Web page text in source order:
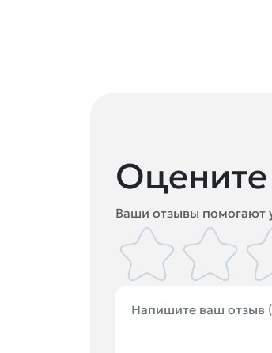
Оцените
Ваши отзывы помогают